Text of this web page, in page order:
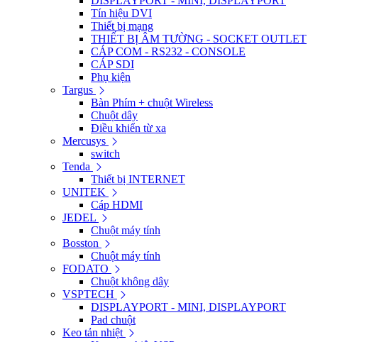
Tín hiệu DVI
Thiết bị mạng
THIẾT BỊ ÂM TƯỜNG - SOCKET OUTLET
CÁP COM - RS232 - CONSOLE
CÁP SDI
Phụ kiện
Targus
Bàn Phím + chuột Wireless
Chuột dây
Điều khiển từ xa
Mercusys
switch
Tenda
Thiết bị INTERNET
UNITEK
Cáp HDMI
JEDEL
Chuột máy tính
Bosston
Chuột máy tính
FODATO
Chuột không dây
VSPTECH
DISPLAYPORT - MINI, DISPLAYPORT
Pad chuột
Keo tản nhiệt